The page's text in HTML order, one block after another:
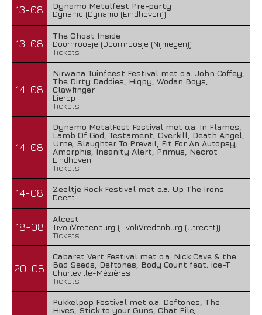
13-08
Dynamo Metalfest Pre-party
Dynamo (Dynamo (Eindhoven))
13-08
The Ghost Inside
Doornroosje (Doornroosje (Nijmegen))
Tickets
14-08
Nirwana Tuinfeest Festival met o.a. John Coffey,
The Dirty Daddies, Hiqpy, Wodan Boys,
Clawfinger
Lierop
Tickets
14-08
Dynamo MetalFest Festival met o.a. In Flames,
Lamb Of God, Testament, Overkill, Death Angel,
Urne, Slaughter To Prevail, Fit For An Autopsy,
Amorphis, Insanity Alert, Primus, Necrot
Eindhoven
Tickets
14-08
Zeeltje Rock Festival met o.a. Up The Irons
Deest
18-08
Alcest
TivoliVredenburg (TivoliVredenburg (Utrecht))
Tickets
20-08
Cabaret Vert Festival met o.a. Nick Cave & the
Bad Seeds, Deftones, Body Count feat. Ice-T
Charleville-Mézières
Tickets
Pukkelpop Festival met o.a. Deftones, The
Hives, Stick to your Guns, Chat Pile,